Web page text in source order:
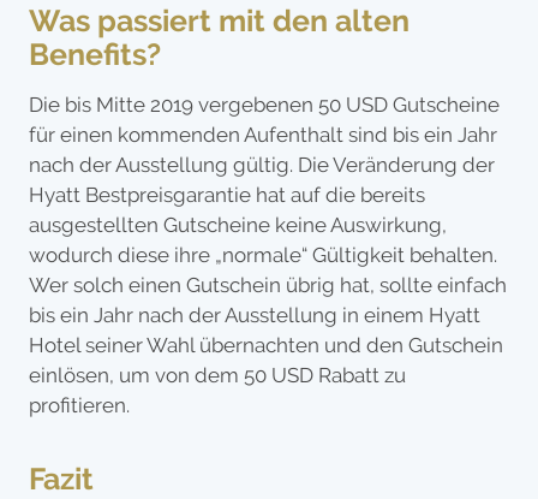
Was passiert mit den alten
Benefits?
Die bis Mitte 2019 vergebenen 50 USD Gutscheine
für einen kommenden Aufenthalt sind bis ein Jahr
nach der Ausstellung gültig. Die Veränderung der
Hyatt Bestpreisgarantie hat auf die bereits
ausgestellten Gutscheine keine Auswirkung,
wodurch diese ihre „normale“ Gültigkeit behalten.
Wer solch einen Gutschein übrig hat, sollte einfach
bis ein Jahr nach der Ausstellung in einem Hyatt
Hotel seiner Wahl übernachten und den Gutschein
einlösen, um von dem 50 USD Rabatt zu
profitieren.
Fazit